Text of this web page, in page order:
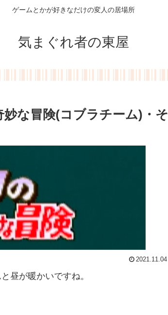
ゲームとかが好きなだけの変人の居場所
気まぐれ者の東屋
な冒険(コブラチーム)・そ
2021.11.04
昼が暖かいですね。